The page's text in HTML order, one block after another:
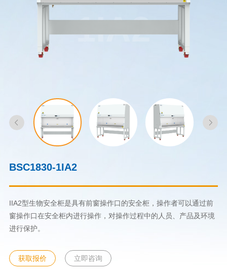
1IA2
BSC1830-1IA2
IIA2型生物安全柜是具有前窗操作口的安全柜，操作者可以通过前
窗操作口在安全柜内进行操作，对操作过程中的人员、产品及环境
进行保护。
获取报价 立即咨询